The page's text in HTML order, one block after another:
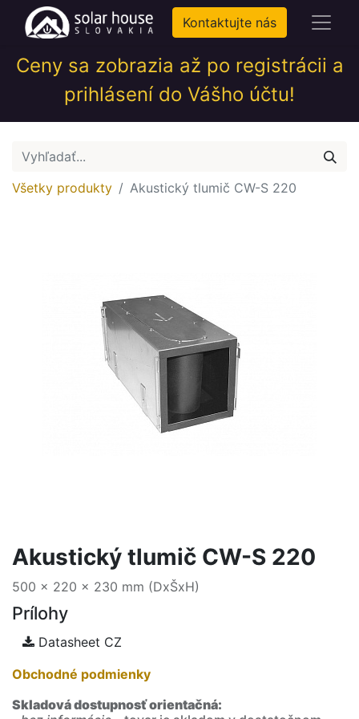
Kontaktujte nás
Ceny sa zobrazia až po registrácii a
prihlásení do Vášho účtu!
Všetky produkty Akustický tlumič CW-S 220
Akustický tlumič CW-S 220
500 x 220 x 230 mm (DxŠxH)
Prílohy
Datasheet CZ
Obchodné podmienky
Skladová dostupnosť orientačná: